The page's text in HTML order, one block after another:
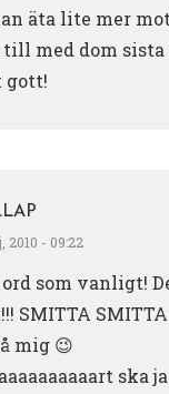
äta lite mer
med dom sista
gott!
2010 - 09:22
som vanligt!
SMITTA
mig 😉
ska